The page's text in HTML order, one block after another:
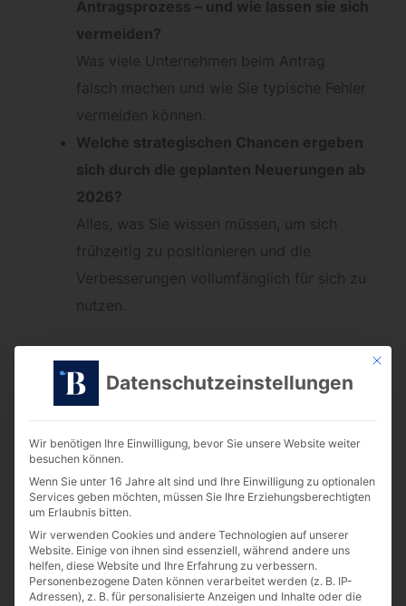
Antragsprozess – und wie lassen sie sich
vermeiden?
Was viele Unternehmen beim Antrag
falsch machen und wie Sie typische Fehler
vermeiden können.
Welche strategischen Chancen ergeben
sich durch die geplanten Neuerungen ab
2026?
Alles, was Sie wissen müssen, um sich
frühzeitig zu positionieren und die
Verbesserungen vollumfänglich für sich zu
nutzen.
Forschungszulage hatten oder das Thema
bislang aufgeschoben haben: Dieses Webinar
richtet sich an Entscheider:innen, die Potenziale
erkennen und informierte Entscheidungen treffen
wollen.
Programm
Mit
Datenschutzeinstellungen
Wir benötigen Ihre Einwilligung, bevor Sie unsere Website weiter
besuchen können.
Wenn Sie unter 16 Jahre alt sind und Ihre Einwilligung zu optionalen
Services geben möchten, müssen Sie Ihre Erziehungsberechtigten
um Erlaubnis bitten.
Wir verwenden Cookies und andere Technologien auf unserer
Website. Einige von ihnen sind essenziell, während andere uns
helfen, diese Website und Ihre Erfahrung zu verbessern.
Personenbezogene Daten können verarbeitet werden (z. B. IP-
Adressen), z. B. für personalisierte Anzeigen und Inhalte oder die